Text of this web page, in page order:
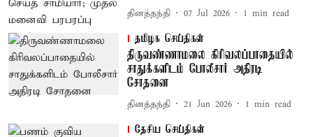
தினத்தந்தி 07 Jul 2026 1 min read
தமிழக செய்திகள்
திருவண்ணாமலை கிரிவலப்பாதையில்
சாதுக்களிடம் போலீசார் அதிரடி
சோதனை
தினத்தந்தி 21 Jun 2026 1 min read
தேசிய செய்திகள்